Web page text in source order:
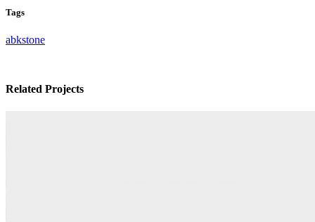
Tags
abkstone
Related Projects